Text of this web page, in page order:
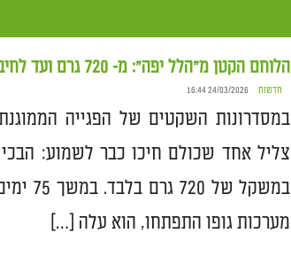
הלוחם הקטן מ"הלל יפה": מ- 720 גרם ועד לחיבוק הראשון בבית
חדשות 24/03/2026 16:44
במסדרונות השקטים של הפגייה
צליל אחד שכולם חיכו כבר לשמוע:
במשקל
מערכות גופו התפתחו, הוא עלה […]